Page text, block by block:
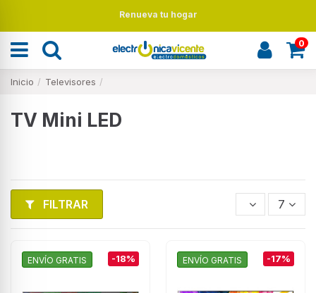
Renueva tu hogar
0
Inicio Televisores
TV Mini LED
FILTRAR 7
ENVÍO GRATIS -18% ENVÍO GRATIS -17%